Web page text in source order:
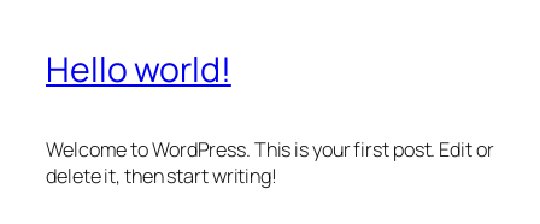
Hello world!
Welcome to WordPress. This is your first post. Edit or
delete it, then start writing!